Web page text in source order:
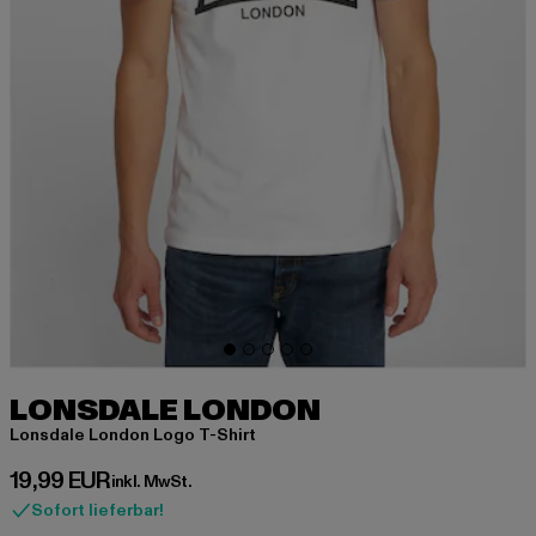
LONSDALE LONDON
Lonsdale London Logo T-Shirt
19,99 EUR
Derzeitiger Preis: 19,99 EUR
inkl. MwSt.
Sofort lieferbar!